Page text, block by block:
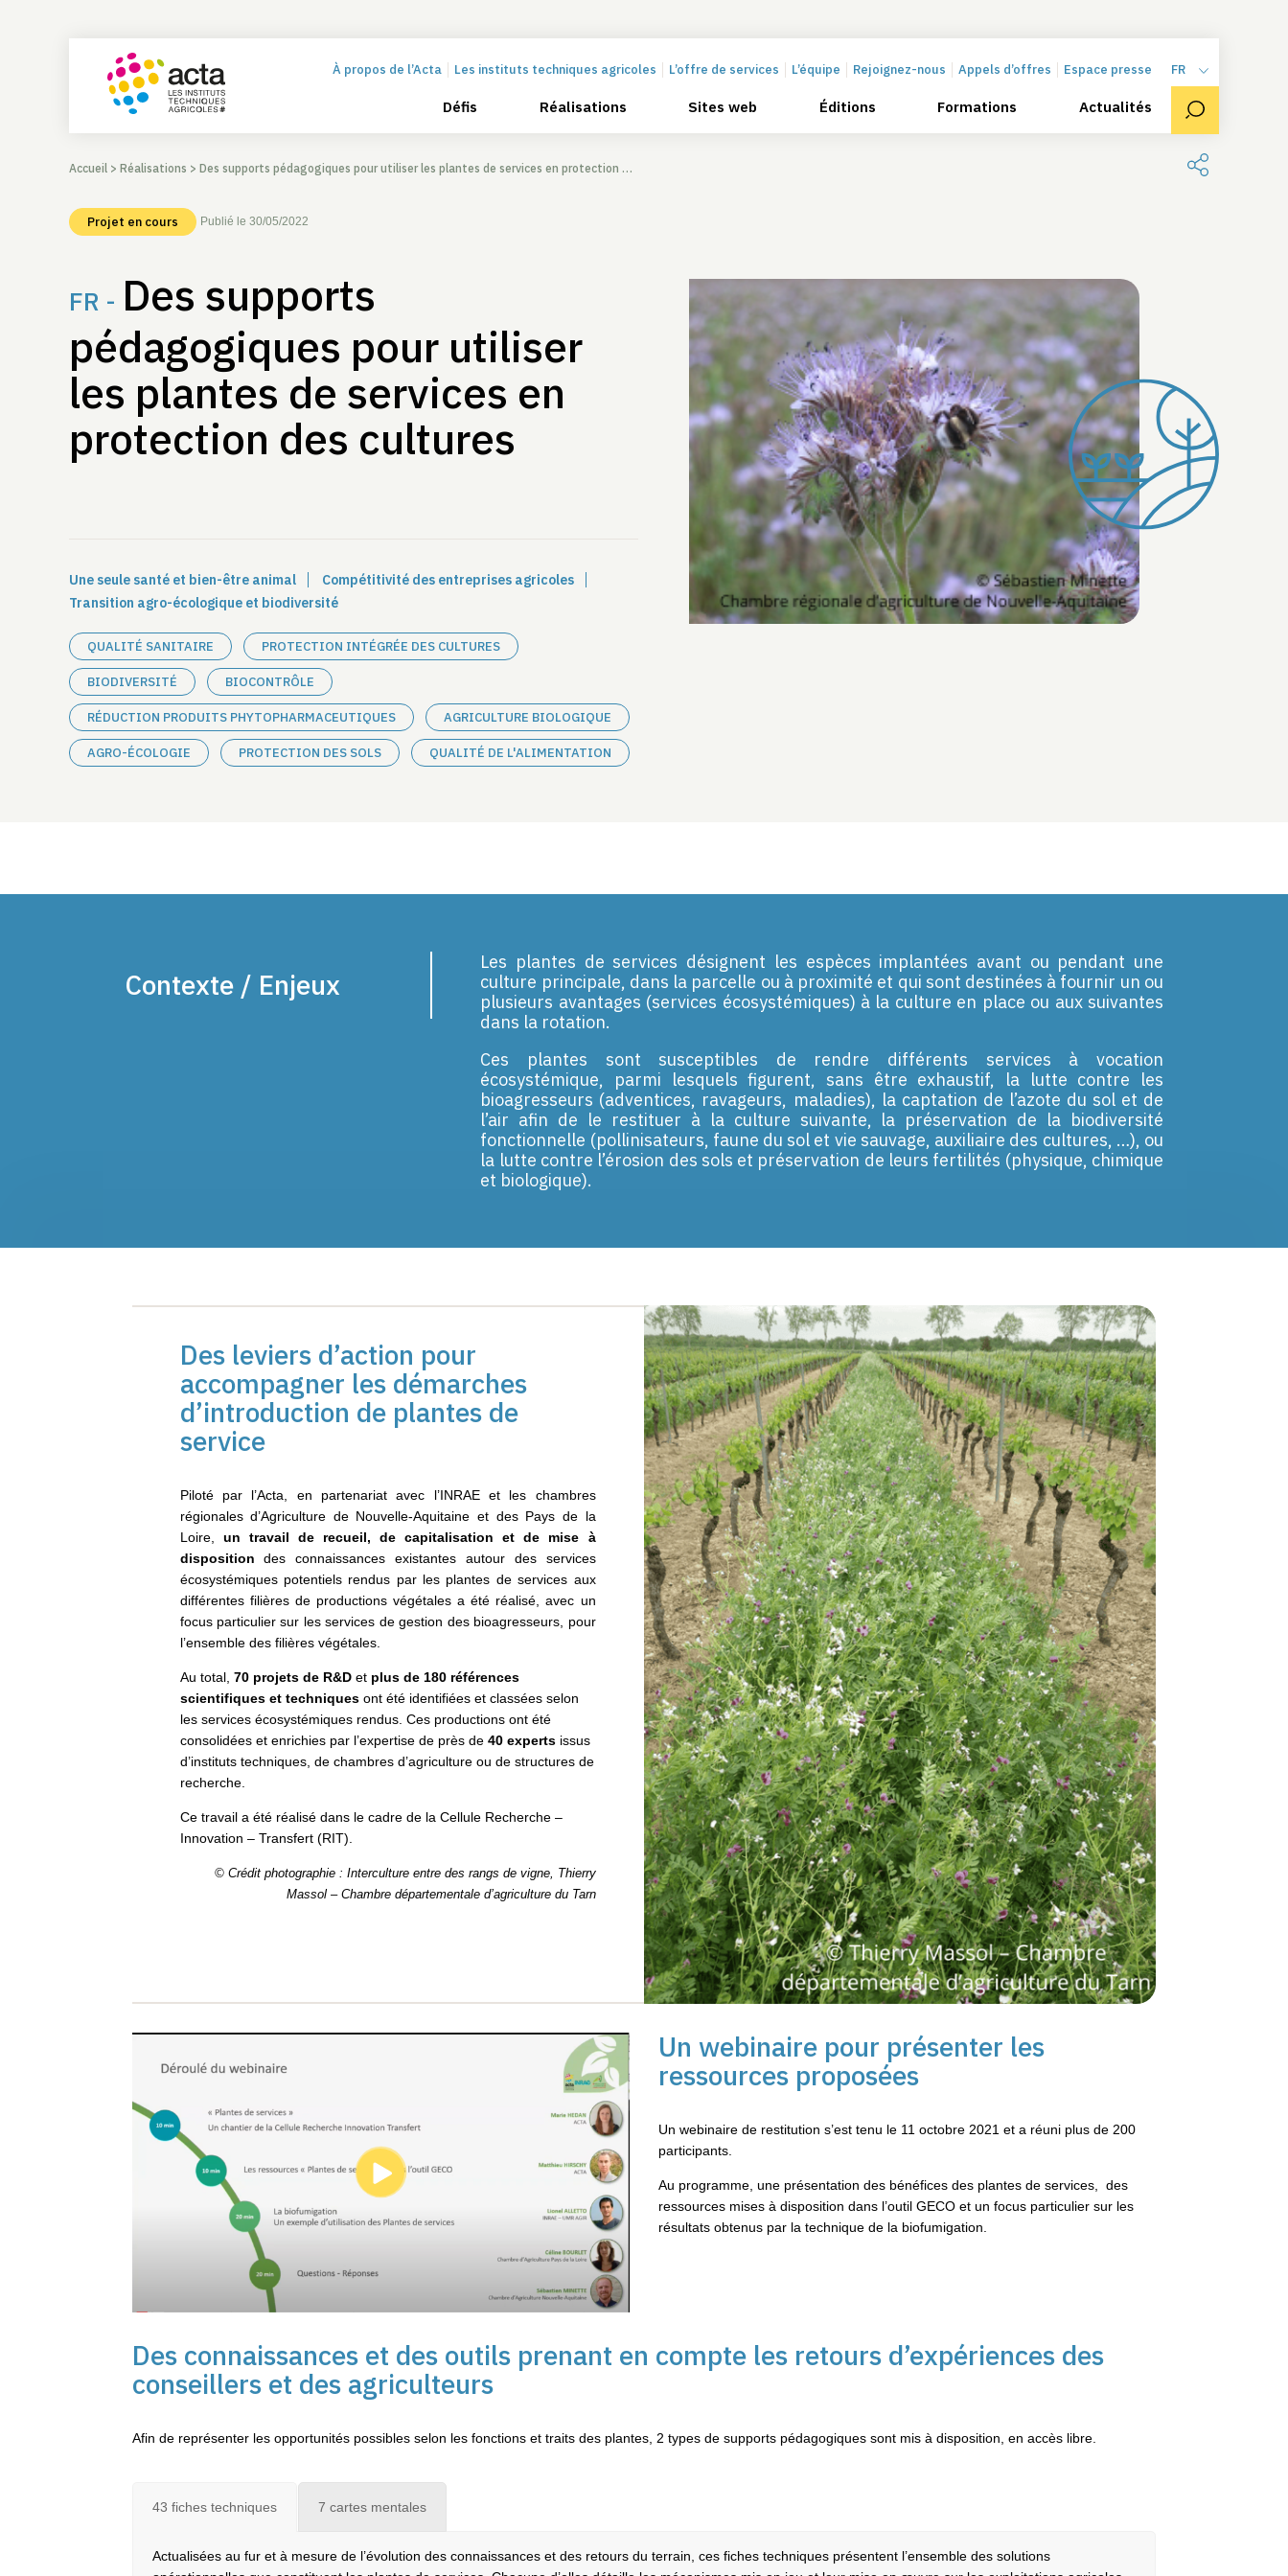
À propos de l’Acta Les instituts techniques agricoles L’offre de services L’équipe Rejoignez-nous Appels d’offres Espace presse
Défis Réalisations Sites web Éditions Formations Actualités
FR
Accueil > Réalisations > Des supports pédagogiques pour utiliser les plantes de services en protection des cultures
Projet en cours Publié le 30/05/2022
FR - Des supports
pédagogiques pour utiliser
les plantes de services en
protection des cultures
Une seule santé et bien-être animal
Compétitivité des entreprises agricoles
Transition agro-écologique et biodiversité
QUALITÉ SANITAIRE PROTECTION INTÉGRÉE DES CULTURES
BIODIVERSITÉ BIOCONTRÔLE
RÉDUCTION PRODUITS PHYTOPHARMACEUTIQUES AGRICULTURE BIOLOGIQUE
AGRO-ÉCOLOGIE PROTECTION DES SOLS QUALITÉ DE L'ALIMENTATION
Contexte / Enjeux
Les plantes de services désignent les espèces implantées avant ou pendant une
culture principale, dans la parcelle ou à proximité et qui sont destinées à fournir un ou
plusieurs avantages (services écosystémiques) à la culture en place ou aux suivantes
dans la rotation.
Ces plantes sont susceptibles de rendre différents services à vocation
écosystémique, parmi lesquels figurent, sans être exhaustif, la lutte contre les
bioagresseurs (adventices, ravageurs, maladies), la captation de l’azote du sol et de
l’air afin de le restituer à la culture suivante, la préservation de la biodiversité
fonctionnelle (pollinisateurs, faune du sol et vie sauvage, auxiliaire des cultures, …), ou
la lutte contre l’érosion des sols et préservation de leurs fertilités (physique, chimique
et biologique).
Des leviers d’action pour
accompagner les démarches
d’introduction de plantes de
service
Piloté par l’Acta, en partenariat avec l’INRAE et les chambres
régionales d’Agriculture de Nouvelle-Aquitaine et des Pays de la
Loire, un travail de recueil, de capitalisation et de mise à
disposition des connaissances existantes autour des services
écosystémiques potentiels rendus par les plantes de services aux
différentes filières de productions végétales a été réalisé, avec un
focus particulier sur les services de gestion des bioagresseurs, pour
l’ensemble des filières végétales.
Au total, 70 projets de R&D etplus de 180 références
scientifiques et techniquesont été identifiées et classées selon
les services écosystémiques rendus. Ces productions ont été
consolidées et enrichies par l’expertise de près de 40 expertsissus
d’instituts techniques, de chambres d’agriculture ou de structures de
recherche.
Ce travail a été réalisé dans le cadre de la Cellule Recherche –
Innovation – Transfert (RIT).
© Crédit photographie : Interculture entre des rangs de vigne, Thierry
Massol – Chambre départementale d’agriculture du Tarn
Un webinaire pour présenter les
ressources proposées
Un webinaire de restitution s’est tenu le 11 octobre 2021 et a réuni plus de 200
participants.
Au programme, une présentation des bénéfices des plantes de services,
des
ressources mises à disposition dans l’outil GECO et un focus particulier sur les
résultats obtenus par la technique de la biofumigation.
Des connaissances et des outils prenant en compte les retours d’expériences des
conseillers et des agriculteurs
Afin de représenter les opportunités possibles selon les fonctions et traits des plantes, 2 types de supports pédagogiques sont mis à disposition, en accès libre.
43 fiches techniques 7 cartes mentales
Actualisées au fur et à mesure de l’évolution des connaissances et des retours du terrain, ces fiches techniques présentent l’ensemble des solutions